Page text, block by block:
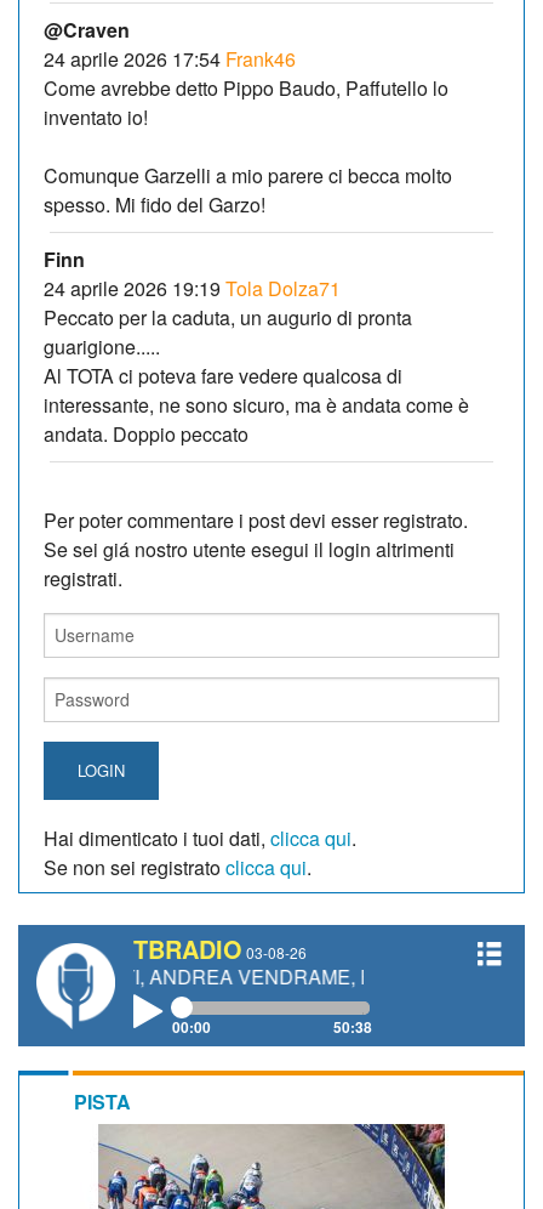
@Craven
24 aprile 2026 17:54 Frank46
Come avrebbe detto Pippo Baudo, Paffutello lo
inventato io!
Comunque Garzelli a mio parere ci becca molto
spesso. Mi fido del Garzo!
Finn
24 aprile 2026 19:19 Tola Dolza71
Peccato per la caduta, un augurio di pronta
guarigione.....
Al TOTA ci poteva fare vedere qualcosa di
interessante, ne sono sicuro, ma è andata come è
andata. Doppio peccato
Per poter commentare i post devi esser registrato.
Se sei giá nostro utente esegui il login altrimenti
registrati.
LOGIN
Hai dimenticato i tuoi dati, clicca qui.
Se non sei registratoclicca qui.
TBRADIO 03-08-26
ANDREA VENDRAME, FILIPPO FIORELLI
00:00 50:38
PISTA